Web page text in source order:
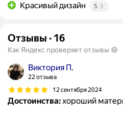
Красивый дизайн 5
Отзывы · 16
Как Яндекс проверяет отзывы
Виктория П.
22 отзыва
12 сентября 2024
Достоинства:хороший